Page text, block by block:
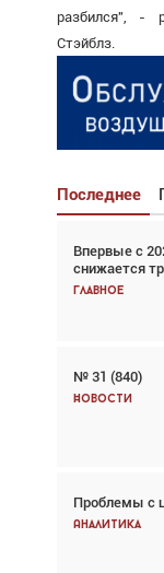
разбился", -
Стэйблз.
Последнее
Впервые с
снижается
Главное
№ 31 (840)
Новости
Проблемы с
Аналитика
Взгляд с
Главное
говорит сама
Впервые с
снижается